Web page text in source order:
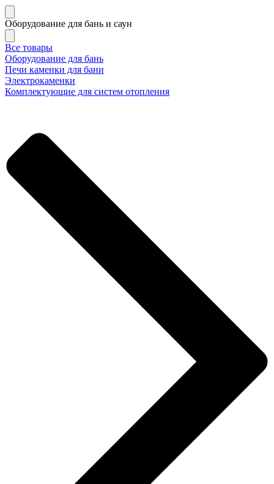
Оборудование для бань и саун
Все товары
Оборудование для бань
Печи каменки для бани
Электрокаменки
Комплектующие для систем отопления